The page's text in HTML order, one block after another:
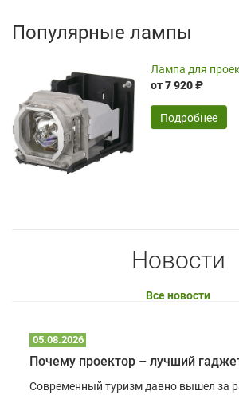
Популярные лампы
Лампа для
от 7 920 ₽
Подробнее
Новости
Все новости
05.08.2026
Современный туризм давно вышел за